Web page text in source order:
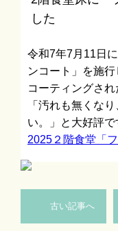
した
令和7年7月11日
ンコート」を施行
コーティングさ
「汚れも無くな
い。」と大好評で
2025２階食堂「
古い記事へ